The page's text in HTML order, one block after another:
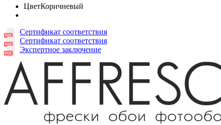
ЦветКоричневый
Сертификат соответствия
Сертификат соответствия
Экспертное заключение